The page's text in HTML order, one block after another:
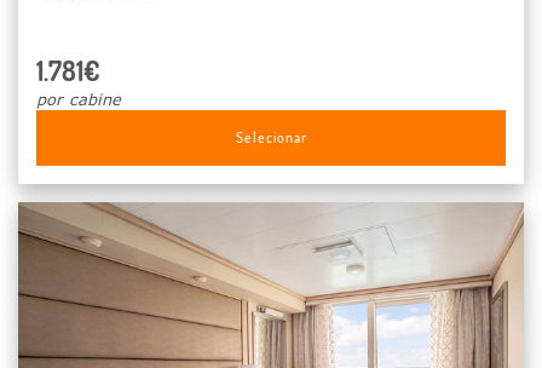
1.781€
por cabine
Selecionar